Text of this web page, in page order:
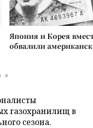
Япония и Корея
обвалили
газохранилищ в
сезона.